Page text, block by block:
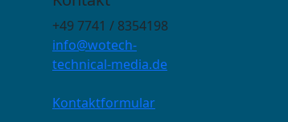
+49 7741 / 8354198
info@wotech-
technical-media.de
Kontaktformular